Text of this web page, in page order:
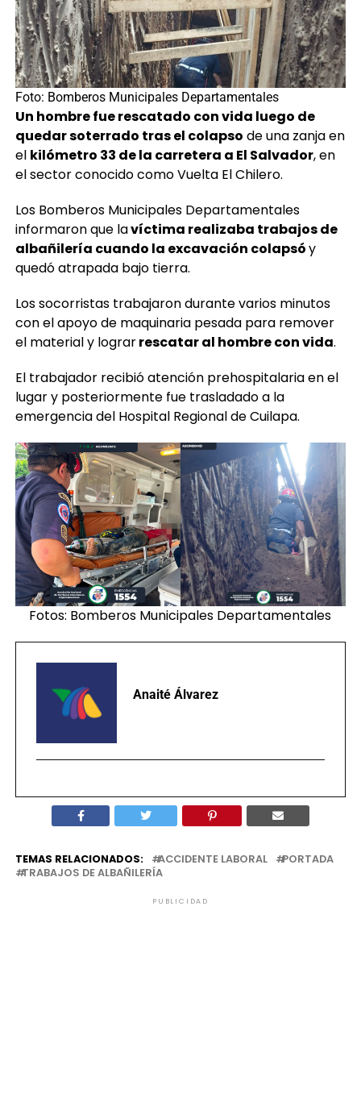
Foto: Bomberos Municipales Departamentales
Un hombre fue rescatado con vida luego de
quedar soterrado tras el colapso de una zanja en
el kilómetro 33 de la carretera a El Salvador, en
el sector conocido como Vuelta El Chilero.
Los Bomberos Municipales Departamentales
informaron que lavíctima realizaba trabajos de
albañilería cuando la excavación colapsóy
quedó atrapada bajo tierra.
Los socorristas trabajaron durante varios minutos
con el apoyo de maquinaria pesada para remover
el material y lograrrescatar al hombre con vida.
El trabajador recibió atención prehospitalaria en el
lugar y posteriormente fue trasladado a la
emergencia del Hospital Regional de Cuilapa.
Fotos: Bomberos Municipales Departamentales
Anaité Álvarez
TEMAS RELACIONADOS: ACCIDENTE LABORAL
PORTADA
TRABAJOS DE ALBAÑILERÍA
PUBLICIDAD